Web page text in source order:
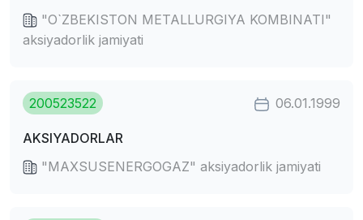
"O`ZBEKISTON METALLURGIYA KOMBINATI"
aksiyadorlik jamiyati
200523522 06.01.1999
AKSIYADORLAR
"MAXSUSENERGOGAZ" aksiyadorlik jamiyati